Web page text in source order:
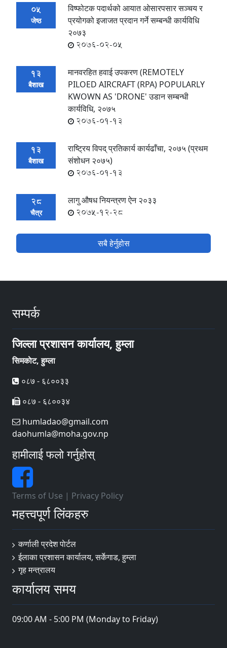
05
जेष्ठ
विष्फोटक पदार्थको आयात ओसारपसार सञ्चय र
प्रयोगको इजाजत प्रदान गर्ने सम्बन्धी कार्यविधि
२०७३
2076-02-05
13
बैशाख
मानवरहित हवाई उपकरण (REMOTELY
PILOED AIRCRAFT (RPA) POPULARLY
KWOWN AS 'DRONE' उडान सम्बन्धी
कार्यविधि, २०७५
2076-01-13
13
बैशाख
राष्ट्रिय विपद् प्रतिकार्य कार्यढाँचा, २०७५ (प्रथम
संशोधन २०७५)
2076-01-13
28
चैत्र
लागु औषध नियन्त्रण ऐन २०३३
2075-12-28
सबै हेर्नुहोस
सम्पर्क
जिल्ला प्रशासन कार्यालय, हुम्ला
सिमकाेट, हुम्ला
०८७ - ६८००३३
०८७ - ६८००३४
humladao@gmail.com
daohumla@moha.gov.np
हामीलाई फलो गर्नुहोस्
Terms of Use | Privacy Policy
महत्त्वपूर्ण लिंकहरु
कर्णाली प्रदेश पाेर्टल
ईलाका प्रशासन कार्यालय, सर्केगाड, हुम्ला
गृह मन्त्रालय
कार्यालय समय
09:00 AM - 5:00 PM (Monday to Friday)